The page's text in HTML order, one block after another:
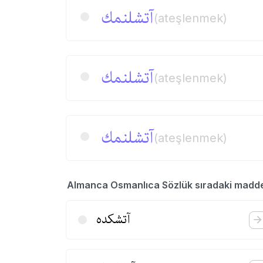
آتشلنمك(ateşlenmek)
آتشلنمك(ateşlenmek)
آتشلنمك(ateşlenmek)
Almanca Osmanlıca Sözlük sıradaki
آتشكده